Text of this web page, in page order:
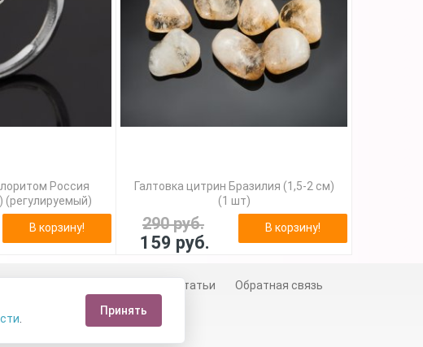
Россия
(регулируемый)
В корзину!
Галтовка цитрин Бразилия (1,5-2 см)
(1 шт)
290 руб.
159 руб.
В корзину!
Статьи
Обратная связь
Принять